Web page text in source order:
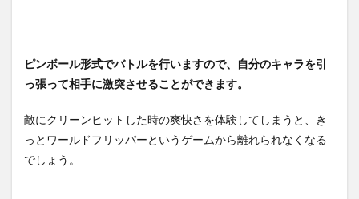
ピンボール形式でバトルを行いますので、自分のキャラを引
っ張って相手に激突させることができます。
敵にクリーンヒットした時の爽快さを体験してしまうと、き
っとワールドフリッパーというゲームから離れられなくなる
でしょう。